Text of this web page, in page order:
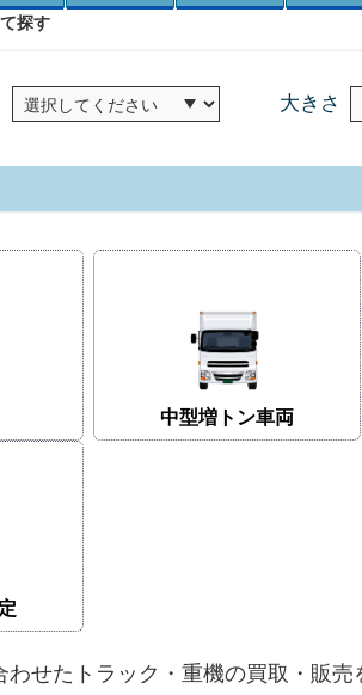
探す
大きさ
中型増トン車両
わせたトラック・重機の買取・販